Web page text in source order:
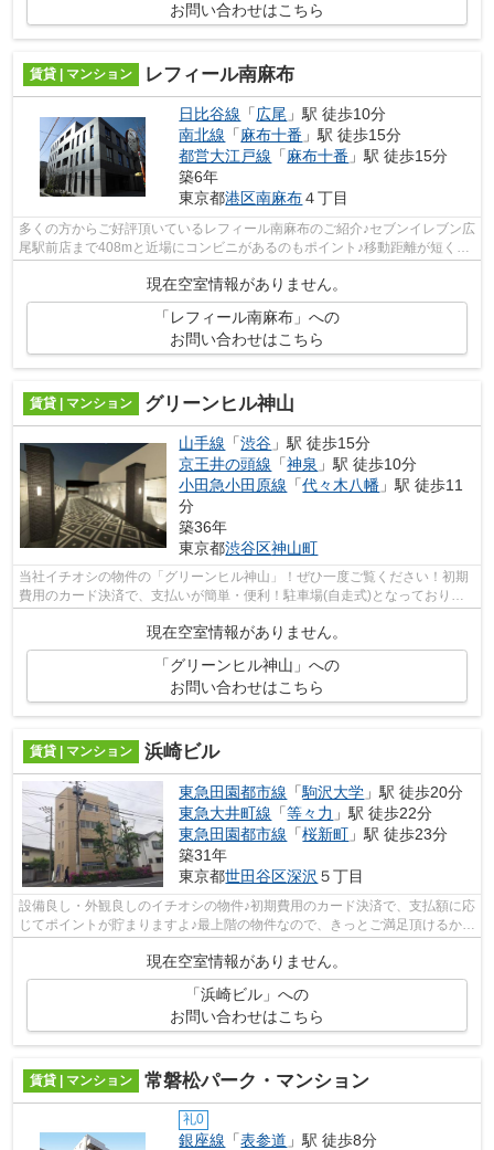
お問い合わせはこちら
賃貸 | マンション レフィール南麻布
日比谷線 「広尾 」駅 徒歩10分
南北線 「麻布十番 」駅 徒歩15分
都営大江戸線 「麻布十番 」駅 徒歩15分
築6年
東京都港区南麻布４丁目
多くの方からご好評頂いているレフィール南麻布のご紹介♪セブンイレブン広
尾駅前店まで408mと近場にコンビニがあるのもポイント♪移動距離が短くて
すむ、敷地内ごみ置き場です♪初期費用...
現在空室情報がありません。
「レフィール南麻布」への
お問い合わせはこちら
賃貸 | マンション グリーンヒル神山
山手線 「渋谷 」駅 徒歩15分
京王井の頭線 「神泉 」駅 徒歩10分
小田急小田原線 「代々木八幡 」駅 徒歩11
分
築36年
東京都渋谷区神山町
当社イチオシの物件の「グリーンヒル神山」！ぜひ一度ご覧ください！初期
費用のカード決済で、支払いが簡単・便利！駐車場(自走式)となっておりま
現在空室情報がありません。
「グリーンヒル神山」への
お問い合わせはこちら
賃貸 | マンション 浜崎ビル
東急田園都市線 「駒沢大学 」駅 徒歩20分
東急大井町線 「等々力 」駅 徒歩22分
東急田園都市線 「桜新町 」駅 徒歩23分
築31年
東京都世田谷区深沢 ５丁目
設備良し・外観良しのイチオシの物件♪初期費用のカード決済で、支払額に応
じてポイントが貯まりますよ♪最上階の物件なので、きっとご満足頂けるかと
現在空室情報がありません。
「浜崎ビル」への
お問い合わせはこちら
賃貸 | マンション 常磐松パーク・マンション
礼0
銀座線 「表参道 」駅 徒歩8分